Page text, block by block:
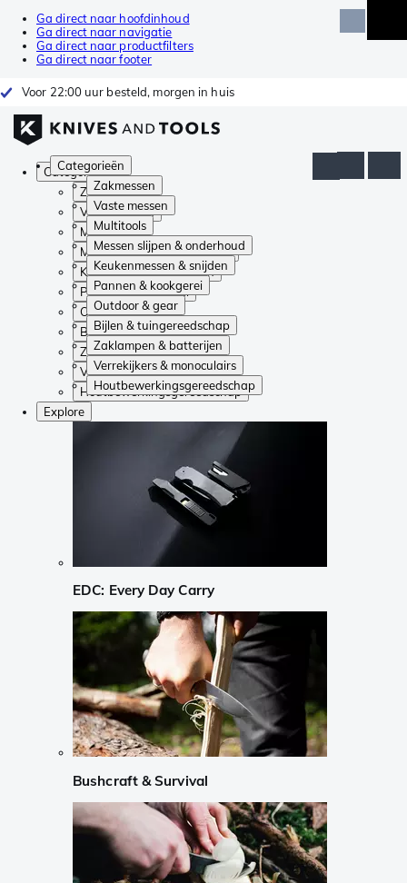
Ga direct naar hoofdinhoud
Ga direct naar navigatie
Ga direct naar productfilters
Ga direct naar footer
Voor 22:00 uur besteld, morgen in huis
Categorieën
Zakmessen
Vaste messen
Multitools
Messen slijpen & onderhoud
Keukenmessen & snijden
Pannen & kookgerei
Outdoor & gear
Bijlen & tuingereedschap
Zaklampen & batterijen
Verrekijkers & monoculairs
Houtbewerkingsgereedschap
Categorieën
Zakmessen
Vaste messen
Multitools
Messen slijpen & onderhoud
Keukenmessen & snijden
Pannen & kookgerei
Outdoor & gear
Bijlen & tuingereedschap
Zaklampen & batterijen
Verrekijkers & monoculairs
Houtbewerkingsgereedschap
Explore
EDC: Every Day Carry
Bushcraft & Survival